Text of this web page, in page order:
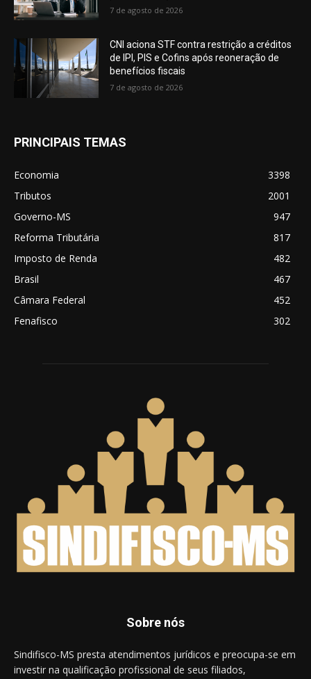
7 de agosto de 2026
CNI aciona STF contra restrição a créditos
de IPI, PIS e Cofins após reoneração de
benefícios fiscais
7 de agosto de 2026
PRINCIPAIS TEMAS
Economia
3398
Tributos
2001
Governo-MS
947
Reforma Tributária
817
Imposto de Renda
482
Brasil
467
Câmara Federal
452
Fenafisco
302
Sobre nós
Sindifisco-MS presta atendimentos jurídicos e preocupa-se em
investir na qualificação profissional de seus filiados,